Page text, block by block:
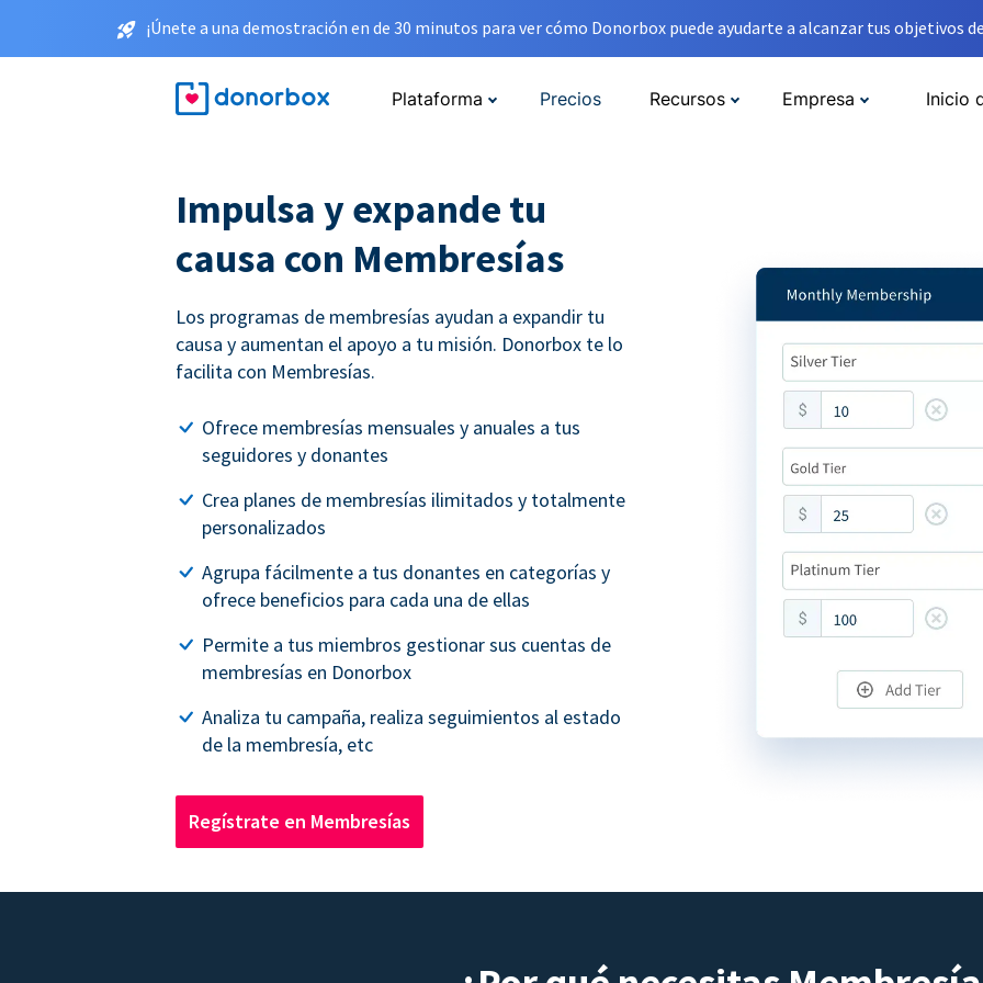
¡Únete a una demostración en de 30 minutos para ver cómo Donorbox puede ayudarte a alcanzar tus objetivos
Plataforma Precios Recursos Empresa Inicio
Impulsa y expande tu
causa con Membresías
Los programas de membresías ayudan a expandir tu
causa y aumentan el apoyo a tu misión. Donorbox te lo
facilita con Membresías.
Ofrece membresías mensuales y anuales a tus
seguidores y donantes
Crea planes de membresías ilimitados y totalmente
personalizados
Agrupa fácilmente a tus donantes en categorías y
ofrece beneficios para cada una de ellas
Permite a tus miembros gestionar sus cuentas de
membresías en Donorbox
Analiza tu campaña, realiza seguimientos al estado
de la membresía, etc
Regístrate en Membresías